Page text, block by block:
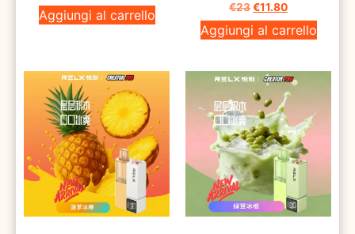
Aggiungi al carrello €23€11.80
Aggiungi al carrello